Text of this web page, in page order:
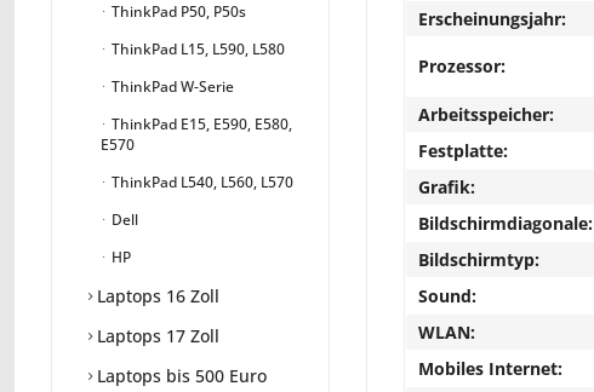
ThinkPad P50, P50s
ThinkPad L15, L590, L580
ThinkPad W-Serie
ThinkPad E15, E590, E580,
E570
ThinkPad L540, L560, L570
Dell
HP
Laptops 16 Zoll
Laptops 17 Zoll
Laptops bis 500 Euro
Erscheinungsjahr:
Prozessor:
Arbeitsspeicher:
Festplatte:
Grafik:
Bildschirmdiagonale:
Bildschirmtyp:
Sound:
WLAN:
Mobiles Internet: